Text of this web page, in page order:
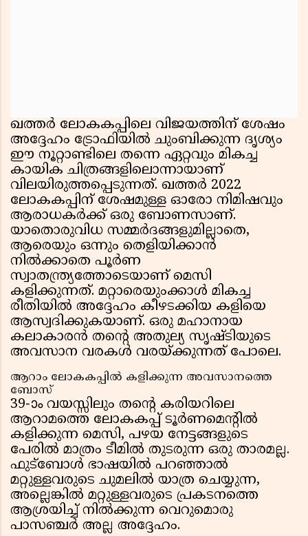
ഖത്തർ ലോകകപ്പിലെ വിജയത്തിന് ശേഷം
അദ്ദേഹം ട്രോഫിയിൽ ചുംബിക്കുന്ന ദൃശ്യം
ഈ നൂറ്റാണ്ടിലെ തന്നെ ഏറ്റവും മികച്ച
കായിക ചിത്രങ്ങളിലൊന്നായാണ്
വിലയിരുത്തപ്പെടുന്നത്. ഖത്തർ 2022
ലോകകപ്പിന് ശേഷമുള്ള ഓരോ നിമിഷവും
ആരാധകർക്ക് ഒരു ബോണസാണ്.
യാതൊരുവിധ സമ്മർദങ്ങളുമില്ലാതെ,
ആരെയും ഒന്നും തെളിയിക്കാൻ
നിൽക്കാതെ പൂർണ
സ്വാതന്ത്ര്യത്തോടെയാണ് മെസി
കളിക്കുന്നത്. മറ്റാരെയുംക്കാൾ മികച്ച
രീതിയിൽ അദ്ദേഹം കീഴടക്കിയ കളിയെ
ആസ്വദിക്കുകയാണ്. ഒരു മഹാനായ
കലാകാരൻ തൻ്റെ അതുല്യ സൃഷ്ടിയുടെ
അവസാന വരകൾ വരയ്ക്കുന്നത് പോലെ.
ആറാം ലോകകപ്പിൽ കളിക്കുന്ന അവസാനത്തെ
ബോസ്
39-ാം വയസ്സിലും തൻ്റെ കരിയറിലെ
ആറാമത്തെ ലോകകപ്പ് ടൂർണമെൻ്റിൽ
കളിക്കുന്ന മെസി, പഴയ നേട്ടങ്ങളുടെ
പേരിൽ മാത്രം ടീമിൽ തുടരുന്ന ഒരു താരമല്ല.
ഫുട്ബോൾ ഭാഷയിൽ പറഞ്ഞാൽ
മറ്റുള്ളവരുടെ ചുമലിൽ യാത്ര ചെയ്യുന്ന,
അല്ലെങ്കിൽ മറ്റുള്ളവരുടെ പ്രകടനത്തെ
ആശ്രയിച്ച് നിൽക്കുന്ന വെറുമൊരു
പാസഞ്ചർ അല്ല അദ്ദേഹം.